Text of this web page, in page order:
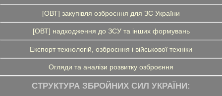
[ОВТ] закупівля озброєння для ЗС України
[ОВТ] надходження до ЗСУ та інших формувань
Експорт технологій, озброєння і військової техніки
Огляди та аналізи розвитку озброєння
СТРУКТУРА ЗБРОЙНИХ СИЛ УКРАЇНИ: